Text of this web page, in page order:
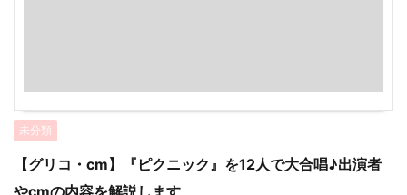
未分類
【グリコ・cm】『ピクニック』を12人で大合唱♪出演者
やcmの内容を解説します